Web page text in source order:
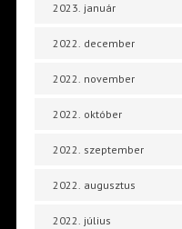
2023. január
2022. december
2022. november
2022. október
2022. szeptember
2022. augusztus
2022. július